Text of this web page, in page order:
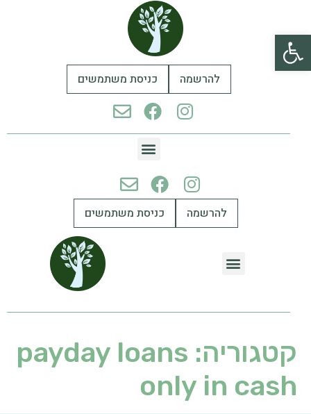
פתח סרגל נגישות
להרשמה כניסת משתמשים
להרשמה כניסת משתמשים
קטגוריה: payday loans
only in cash